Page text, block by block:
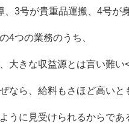
3号が貴重品運搬、4号が
4つの業務のうち、
大きな収益源とは言い難い
なら、給料もさほど高いと
うに見受けられるからであ